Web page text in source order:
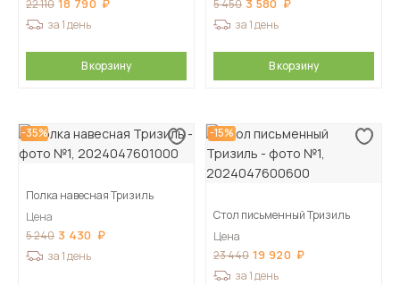
22 110 18 790
за 1 день
В корзину
5 450 3 580
за 1 день
В корзину
-35%
Полка навесная Тризиль
Цена
5 240 3 430
за 1 день
-15%
Стол письменный Тризиль
Цена
23 440 19 920
за 1 день